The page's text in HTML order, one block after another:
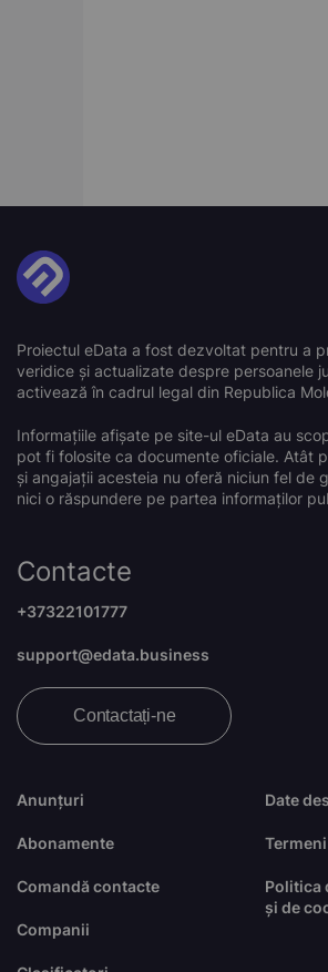
Proiectul eData a fost dezvoltat pentru a
veridice și actualizate despre persoanele
activează în cadrul legal din Republica
Informațiile afișate pe site-ul eData au
pot fi folosite ca documente oficiale. Atât
și angajații acesteia nu oferă niciun fel de
nici o răspundere pe partea informaților
Anunțuri
Abonamente
Comandă contacte
Companii
Date
Politica
și de
Contacte
+37322101777
support@edata.business
Contactați-ne